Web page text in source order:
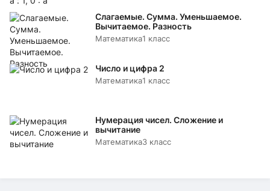
Слагаемые. Сумма. Уменьшаемое.
Вычитаемое. Разность
Математика1 класс
Число и цифра 2
Математика1 класс
Нумерация чисел. Сложение и
вычитание
Математика3 класс